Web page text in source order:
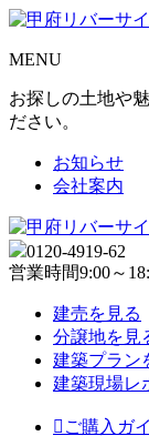
MENU
お探しの土地や
ださい。
お知らせ
会社案内
0120-4919-62
営業時間9:00～
建売を見る
分譲地を見
建築プラン
建築現場レ
ご購入ガ